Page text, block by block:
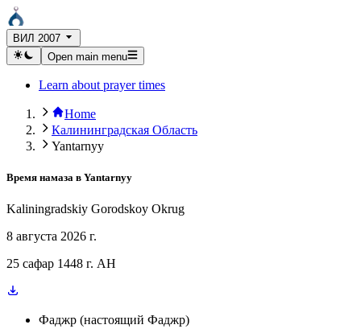
ВИЛ 2007
Open main menu
Learn about prayer times
Home
Калининградская Область
Yantarnyy
Время намаза в Yantarnyy
Kaliningradskiy Gorodskoy Okrug
8 августа 2026 г.
25 сафар 1448 г. AH
Фаджр (настоящий Фаджр)